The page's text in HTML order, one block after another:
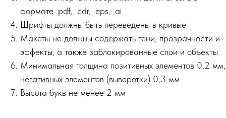
формате .pdf, .cdr, .eps, .ai
Шрифты должны быть переведены в кривые
Макеты не должны содержать тени, прозрачности и
эффекты, а также заблокированные слои и объекты
Минимальная толщина позитивных элементов 0,2 мм,
негативных элементов (выворотки) 0,3 мм
Высота букв не менее 2 мм